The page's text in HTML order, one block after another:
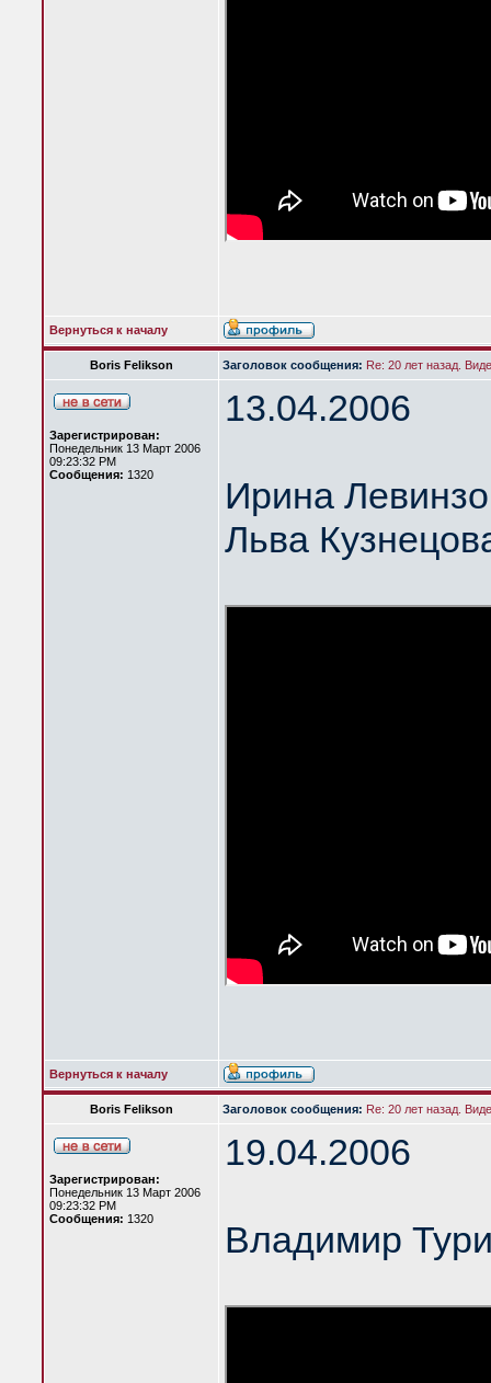
Вернуться к началу
Boris Felikson Заголовок сообщения: Re: 20 лет назад.
Зарегистрирован:
Понедельник 13 Март 2006
09:23:32 PM
Сообщения: 1320
13.04.2006
Ирина
Льва
Вернуться к началу
Boris Felikson Заголовок сообщения: Re: 20 лет назад.
Зарегистрирован:
Понедельник 13 Март 2006
09:23:32 PM
Сообщения: 1320
19.04.2006
Владимир